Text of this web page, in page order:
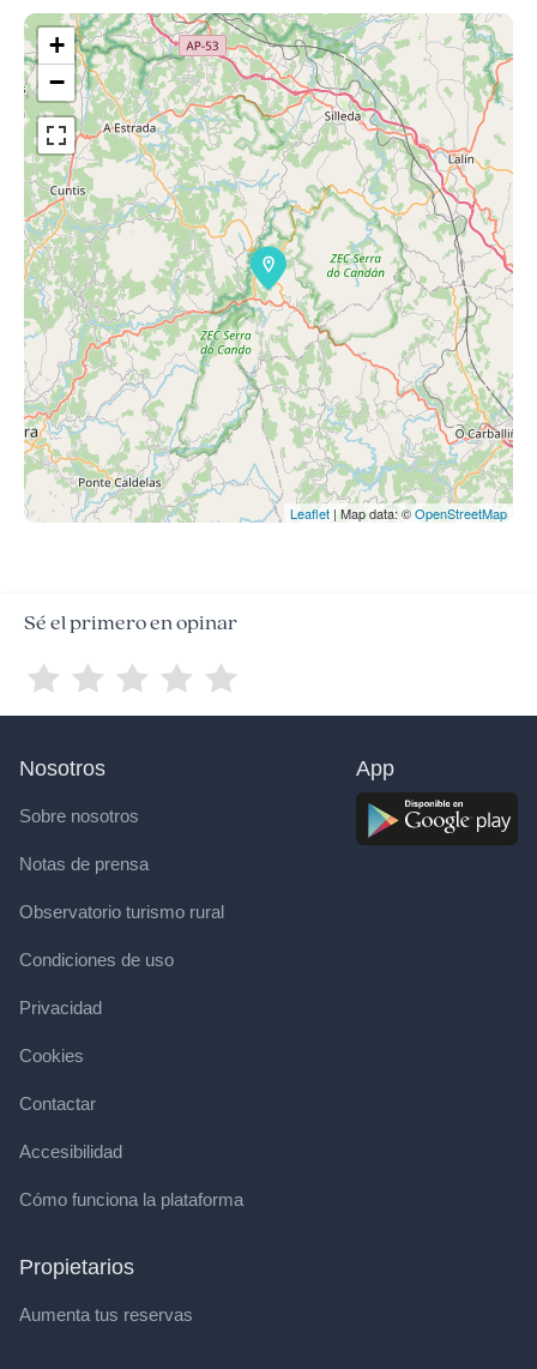
+
−
Leaflet | Map data: ©OpenStreetMap
Sé el primero en opinar
Nosotros
Sobre nosotros
Notas de prensa
Observatorio turismo rural
Condiciones de uso
Privacidad
Cookies
Contactar
Accesibilidad
Cómo funciona la plataforma
Propietarios
Aumenta tus reservas
App